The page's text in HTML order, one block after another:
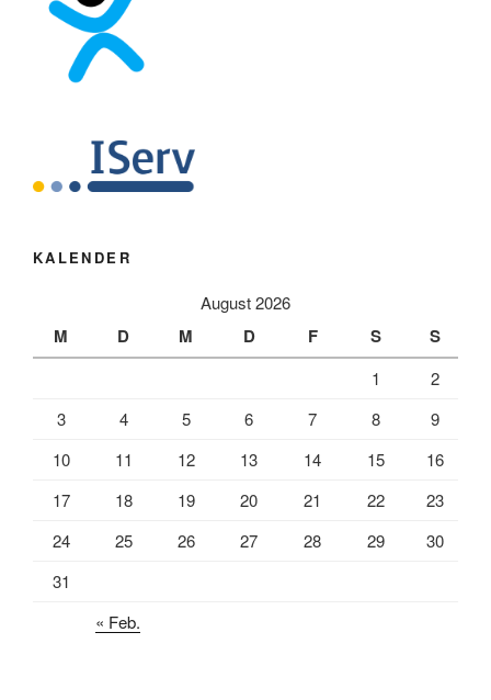
KALENDER
August 2026
M D M D F S S
1
2
3
4 5 6 7 8
9
10
11 12 13 14 15
16
17
18 19 20 21 22
23
24
25 26 27 28 29
30
31
« Feb.